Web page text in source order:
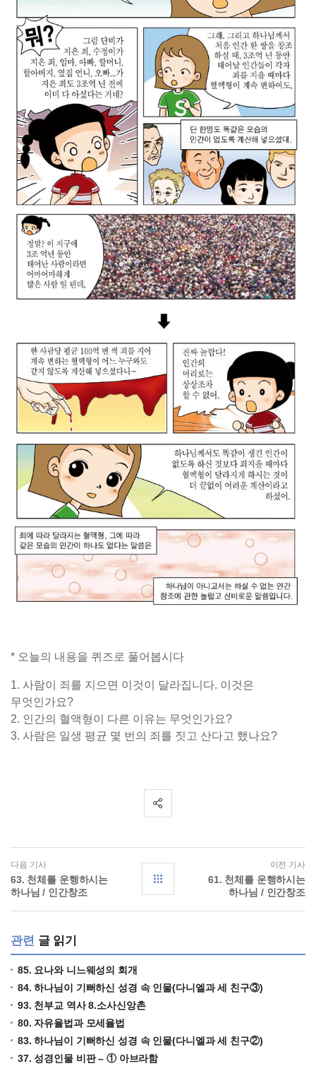
* 오늘의 내용을 퀴즈로 풀어봅시다
1. 사람이 죄를 지으면 이것이 달라집니다. 이것은
무엇인가요?
2. 인간의 혈액형이 다른 이유는 무엇인가요?
3. 사람은 일생 평균 몇 번의 죄를 짓고 산다고 했나요?
다음 기사
63. 천체를 운행하시는
하나님 / 인간창조
이전 기사
61. 천체를 운행하시는
하나님 / 인간창조
관련 글 읽기
85. 요나와 니느웨성의 회개
84. 하나님이 기뻐하신 성경 속 인물(다니엘과 세 친구③)
93. 천부교 역사 8.소사신앙촌
80. 자유율법과 모세율법
83. 하나님이 기뻐하신 성경 속 인물(다니엘과 세 친구②)
37. 성경인물 비판 – ① 아브라함